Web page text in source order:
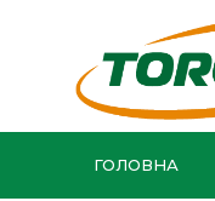
ГОЛОВНА